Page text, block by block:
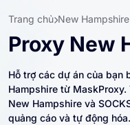
Trang chủ New
Proxy New
Hỗ trợ các dự án của bạn
Hampshire từ
New Hampshire và
quảng cáo và tự động